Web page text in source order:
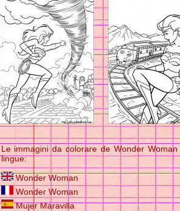
Le immagini da colorare de Wonder
lingue:
Wonder Woman
Wonder Woman
Mujer Maravilla